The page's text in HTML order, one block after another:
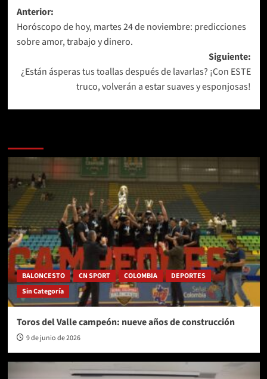
Navegación
de
entradas
Anterior:
Horóscopo de hoy, martes 24 de noviembre: predicciones
sobre amor, trabajo y dinero.
Siguiente:
¿Están ásperas tus toallas después de lavarlas? ¡Con ESTE
truco, volverán a estar suaves y esponjosas!
BALONCESTO CN SPORT COLOMBIA
DEPORTES
Sin Categoría
Toros del Valle campeón: nueve años de construcción
9 de junio de 2026